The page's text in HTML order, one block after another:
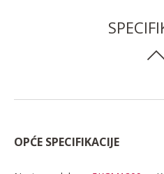
OPĆE SPECIFIKACIJE